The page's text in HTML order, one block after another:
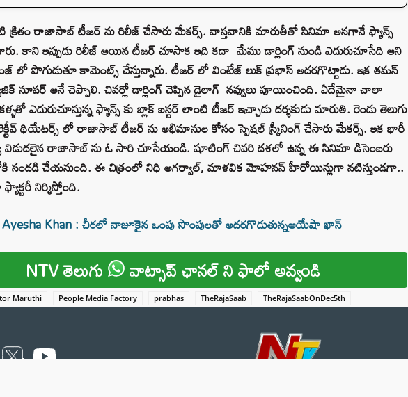
క్రితం రాజాసాబ్ టీజర్ ను రిలీజ్ చేసారు మేకర్స్. వాస్తవానికి మారుతీతో సినిమా అనగానే ఫ్యాన్స్
కాని ఇప్పుడు రిలీజ్ అయిన టీజర్ చూసాక ఇది కదా మేము డార్లింగ్ నుండి ఎదురుచూసేది అని
లో పొగుడుతూ కామెంట్స్ చేస్తున్నారు. టీజర్ లో వింటేజ్ లుక్ ప్రభాస్ అదరగొట్టాడు. ఇక తమన్
సూపర్ అనే చెప్పాలి. చివర్లో డార్లింగ్ చెప్పిన డైలాగ్ నవ్వులు పూయించింది. ఏదేమైనా చాలా
ఎదురుచూస్తున్న ఫ్యాన్స్ కు బ్లాక్ బస్టర్ లాంటి టీజర్ ఇచ్చాడు దర్శకుడు మారుతి. రెండు తెలుగు
థియేటర్స్ లో రాజాసాబ్ టీజర్ ను అభిమానుల కోసం స్పెషల్ స్క్రీనింగ్ చేసారు మేకర్స్. ఇక భారీ
విడుదలైన రాజాసాబ్ ను ఓ సారి చూసేయండి. షూటింగ్‌ చివరి దశలో ఉన్న ఈ సినిమా డిసెంబరు
సందడి చేయనుంది. ఈ చిత్రంలో నిధి అగర్వాల్, మాళవిక మోహనన్‌ హీరోయిన్లుగా నటిస్తుండగా..
నిర్మిస్తోంది.
Ayesha Khan : చీరలో నాజూకైన ఒంపు సొంపులతో అదరగొడుతున్నఆయేషా ఖాన్
NTV తెలుగు వాట్సాప్ ఛానల్ ని ఫాలో అవ్వండి
Maruthi People Media Factory prabhas TheRajaSaab TheRajaSaabOnDec5th